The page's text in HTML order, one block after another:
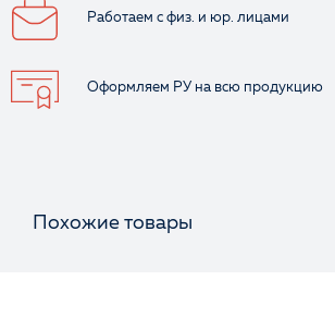
Работаем с физ. и юр. лицами
Оформляем РУ на всю продукцию
Похожие товары